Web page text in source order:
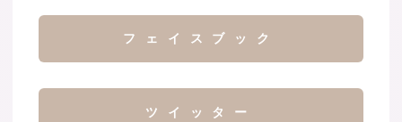
フェイスブック
ツイッター